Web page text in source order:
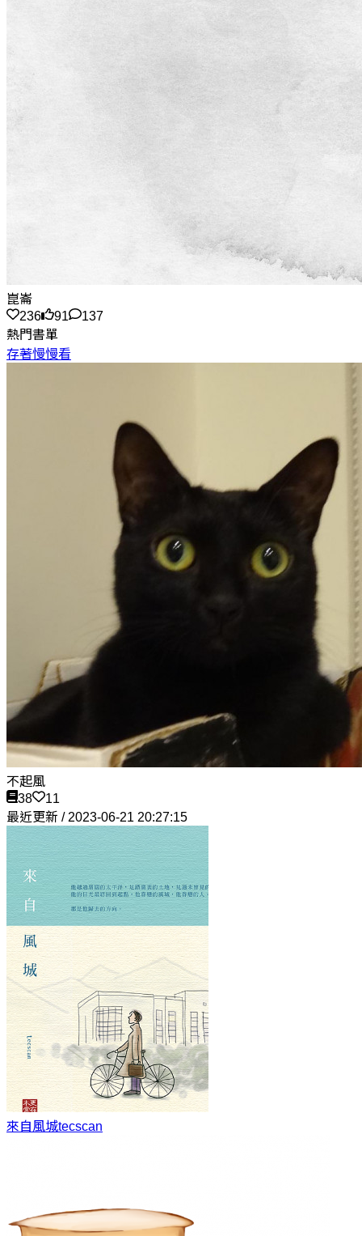
崑崙
236
91
137
熱門書單
存著慢慢看
不起風
38
11
最近更新 / 2023-06-21 20:27:15
來自風城tecscan